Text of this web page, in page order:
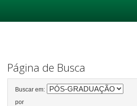
Página de Busca
Buscar em:
por